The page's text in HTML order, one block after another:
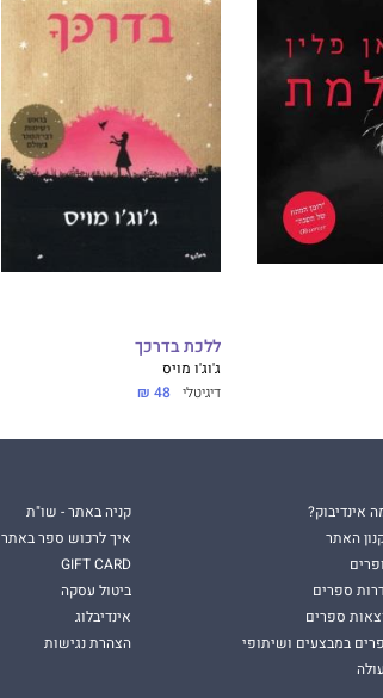
ללכת בדרכך
ג'וג'ו מויס
דיגיטלי 48 ₪
אינדיבוק?
האתר
ספרים
ספרים
במבצעים ושיתופי
קניה באתר - שו"ת
איך לרכוש ספר באתר
GIFT CARD
ביטול עסקה
אינדיבלוג
הצהרת נגישות